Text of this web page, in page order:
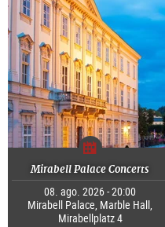
Mirabell Palace Concerts
08. ago. 2026 - 20:00
Mirabell Palace, Marble Hall,
Mirabellplatz 4